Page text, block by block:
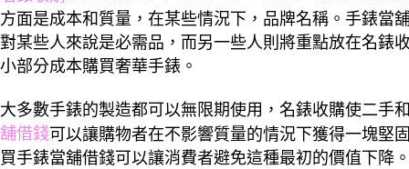
方面是成本和質量，在某些情況下，品牌名稱。手錶當
對某些人來說是必需品，而另一些人則將重點放在名錶
小部分成本購買奢華手錶。
大多數手錶的製造都可以無限期使用，名錶收購使二手
舖借錢可以讓購物者在不影響質量的情況下獲得一塊堅
買手錶當舖借錢可以讓消費者避免這種最初的價值下降